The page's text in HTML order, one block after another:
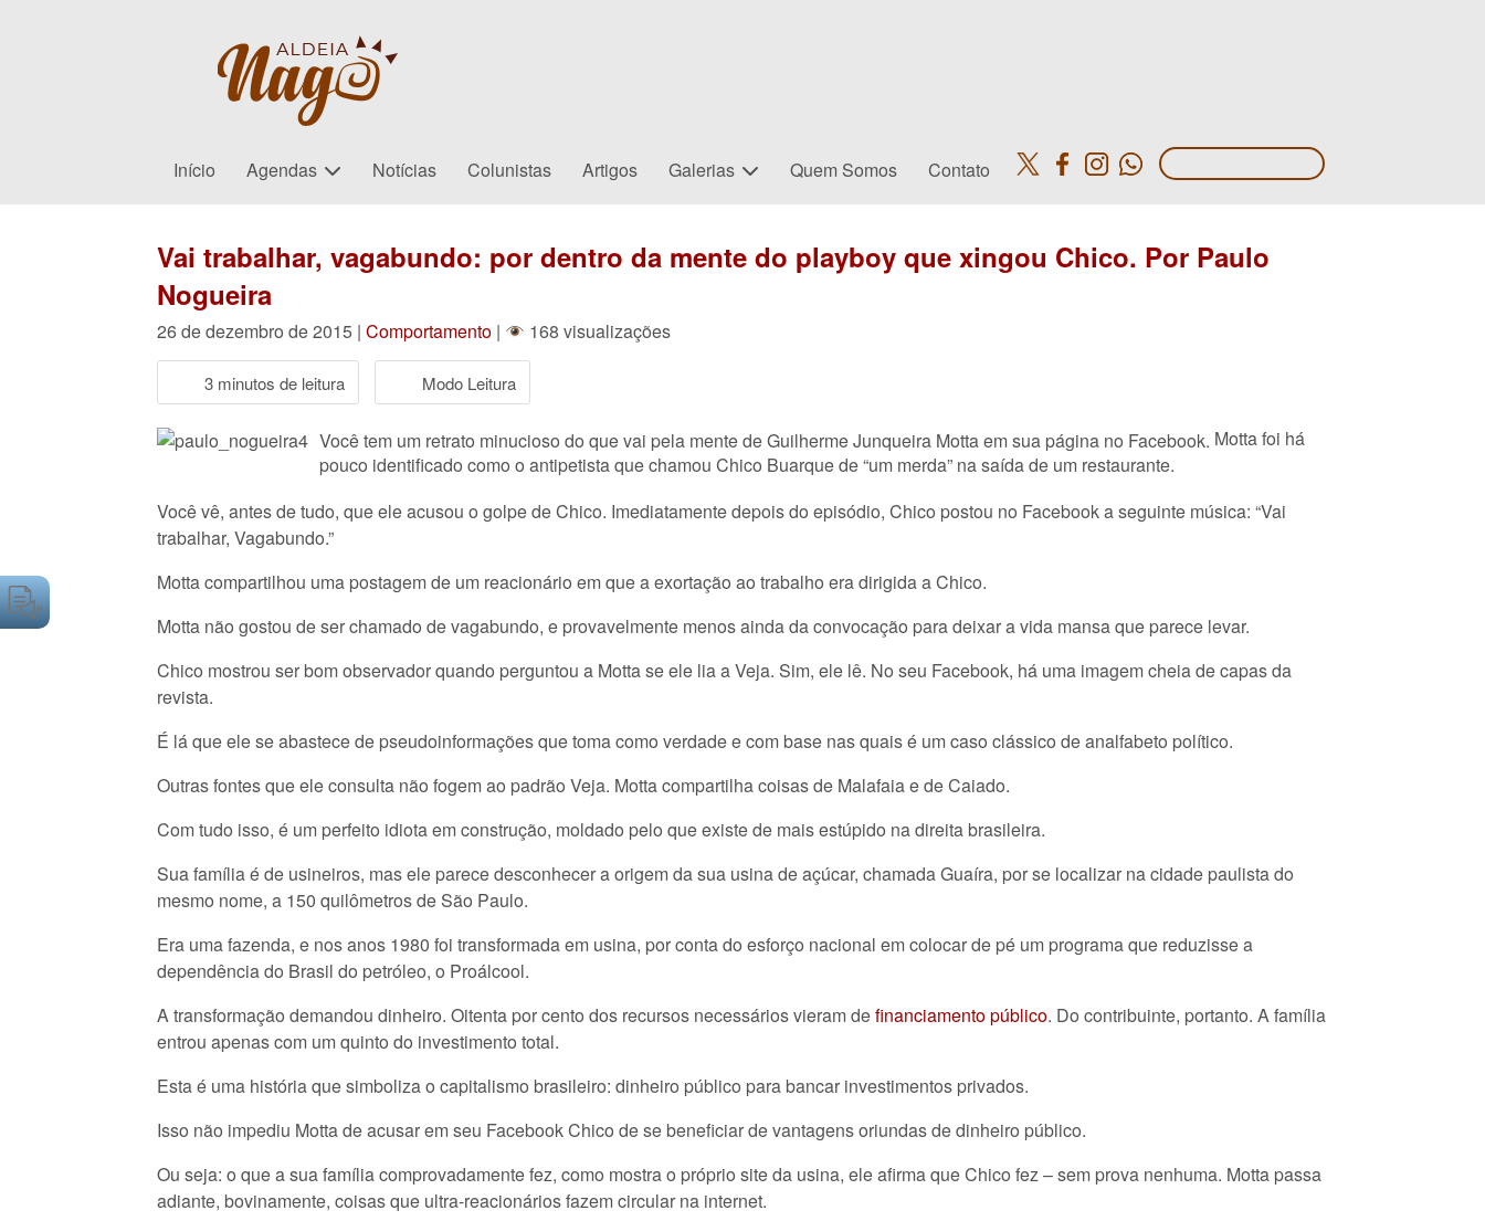
Início Agendas Notícias Colunistas Artigos Galerias Quem Somos Contato
Vai trabalhar, vagabundo: por dentro da mente do playboy que xingou Chico. Por Paulo
Nogueira
26 de dezembro de 2015 | Comportamento | 168 visualizações
3 minutos de leitura Modo Leitura
Você tem um retrato minucioso do que vai pela mente de Guilherme Junqueira Motta em sua página no Facebook. Motta foi há
pouco identificado como o antipetista que chamou Chico Buarque de “um merda” na saída de um restaurante.
Você vê, antes de tudo, que ele acusou o golpe de Chico. Imediatamente depois do episódio, Chico postou no Facebook a seguinte música: “Vai
trabalhar, Vagabundo.”
Motta compartilhou uma postagem de um reacionário em que a exortação ao trabalho era dirigida a Chico.
Motta não gostou de ser chamado de vagabundo, e provavelmente menos ainda da convocação para deixar a vida mansa que parece levar.
Chico mostrou ser bom observador quando perguntou a Motta se ele lia a Veja. Sim, ele lê. No seu Facebook, há uma imagem cheia de capas da
revista.
É lá que ele se abastece de pseudoinformações que toma como verdade e com base nas quais é um caso clássico de analfabeto político.
Outras fontes que ele consulta não fogem ao padrão Veja. Motta compartilha coisas de Malafaia e de Caiado.
Com tudo isso, é um perfeito idiota em construção, moldado pelo que existe de mais estúpido na direita brasileira.
Sua família é de usineiros, mas ele parece desconhecer a origem da sua usina de açúcar, chamada Guaíra, por se localizar na cidade paulista do
mesmo nome, a 150 quilômetros de São Paulo.
Era uma fazenda, e nos anos 1980 foi transformada em usina, por conta do esforço nacional em colocar de pé um programa que reduzisse a
dependência do Brasil do petróleo, o Proálcool.
A transformação demandou dinheiro. Oitenta por cento dos recursos necessários vieram definanciamento público. Do contribuinte, portanto. A família
entrou apenas com um quinto do investimento total.
Esta é uma história que simboliza o capitalismo brasileiro: dinheiro público para bancar investimentos privados.
Isso não impediu Motta de acusar em seu Facebook Chico de se beneficiar de vantagens oriundas de dinheiro público.
Ou seja: o que a sua família comprovadamente fez, como mostra o próprio site da usina, ele afirma que Chico fez – sem prova nenhuma. Motta passa
adiante, bovinamente, coisas que ultra-reacionários fazem circular na internet.